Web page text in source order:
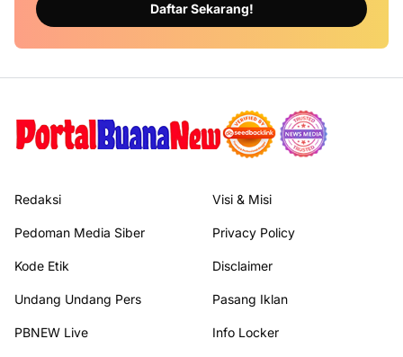
Daftar Sekarang!
Redaksi Visi & Misi
Pedoman Media Siber Privacy Policy
Kode Etik Disclaimer
Undang Undang Pers Pasang Iklan
PBNEW Live Info Locker